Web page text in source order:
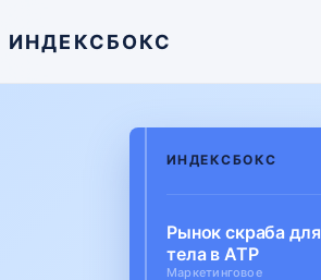
ИНДЕКСБОКС
ИНДЕКСБОКС
Рынок скраба для
тела в АТР
Маркетинговое